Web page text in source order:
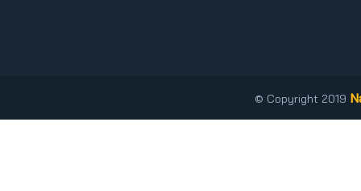
© Copyright 2019